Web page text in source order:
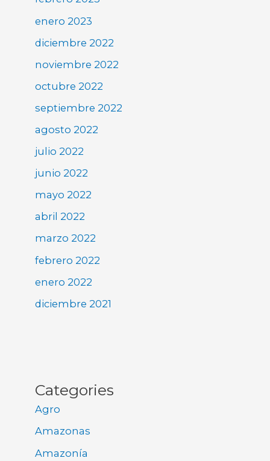
enero 2023
diciembre 2022
noviembre 2022
octubre 2022
septiembre 2022
agosto 2022
julio 2022
junio 2022
mayo 2022
abril 2022
marzo 2022
febrero 2022
enero 2022
diciembre 2021
Categories
Agro
Amazonas
Amazonía